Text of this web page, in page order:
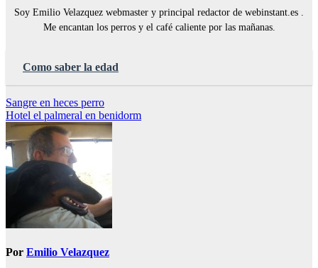
Soy Emilio Velazquez webmaster y principal redactor de webinstant.es .
Me encantan los perros y el café caliente por las mañanas.
Como saber la edad
Navegación
de
entradas
Sangre en heces perro
Hotel el palmeral en benidorm
Por Emilio Velazquez